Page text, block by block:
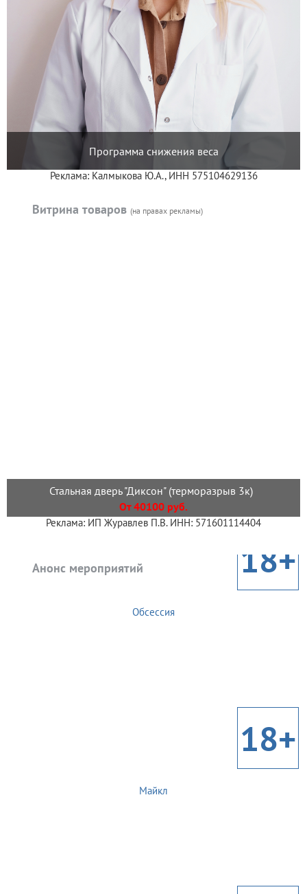
Программа снижения веса
Реклама: Калмыкова Ю.А., ИНН 575104629136
Витрина товаров (на правах рекламы)
Стальная дверь "Диксон" (терморазрыв 3к)
От 40100 руб.
Реклама: ИП Журавлев П.В. ИНН: 571601114404
Анонс мероприятий 18+
Обсессия
18+
Майкл